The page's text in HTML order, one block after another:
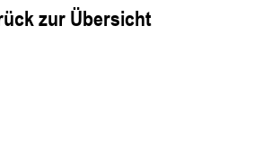
zur Übersicht